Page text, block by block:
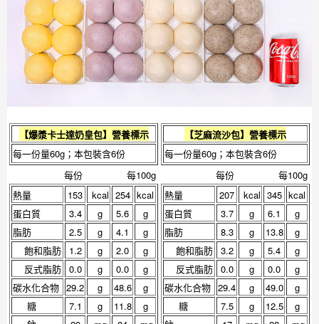
【爆漿卡士達奶皇包】營養標示
每一份量60g；本包裝含6份
每份
每100g
熱量
153 kcal 254 kcal
蛋白質
3.4 g 5.6
g
脂肪
2.5 g 4.1
g
飽和脂肪
1.2 g 2.0
g
反式脂肪 0.0 g 0.0
g
碳水化合物 29.2 g 48.6
g
糖
7.1 g 11.8
g
【芝麻流沙包】營養標示
每一份量60g；本包裝含6份
每份
每100g
熱量
207 kcal 345 kcal
蛋白質
3.7 g 6.1
g
脂肪
8.3 g 13.8
g
飽和脂肪 3.2 g 5.4
g
反式脂肪 0.0 g 0.0
g
碳水化合物 29.4 g 49.0
g
糖
7.5 g 12.5
g